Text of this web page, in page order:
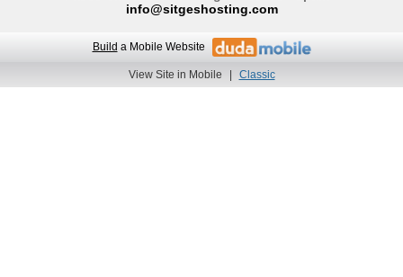
info@sitgeshosting.com
Build a Mobile Website
View Site in Mobile Classic